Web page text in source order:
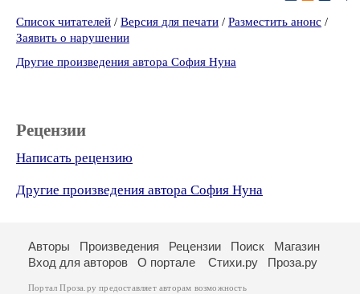
Список читателей / Версия для печати / Разместить анонс /
Заявить о нарушении
Другие произведения автора София Нуна
Рецензии
Написать рецензию
Другие произведения автора София Нуна
Авторы Произведения Рецензии Поиск
Магазин
Вход для авторов
О портале Стихи.ру Проза.ру
Портал Проза.ру предоставляет авторам возможность